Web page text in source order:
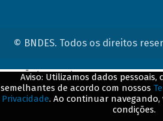
© BNDES. Todos os direitos
Aviso: Utilizamos dados pessoais,
semelhantes de acordo com nossos
Privacidade. Ao continuar navegando,
condições.
ConteÃºdo complementar
${title}${badge}